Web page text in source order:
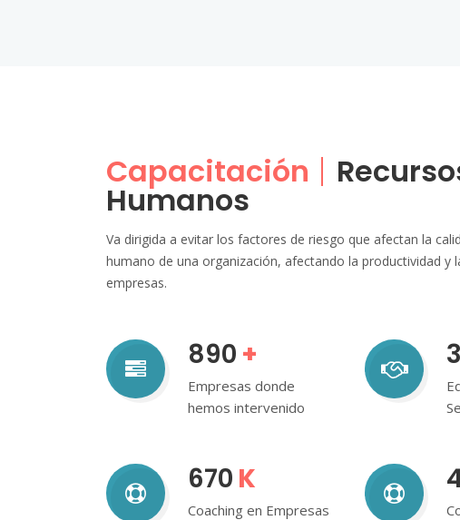
Capacitación
Humanos
Va dirigida a evitar los factores de riesgo que afectan la
humano de una organización, afectando la productividad y
empresas.
890 +
Empresas donde
hemos intervenido
670 K
Coaching en Empresas